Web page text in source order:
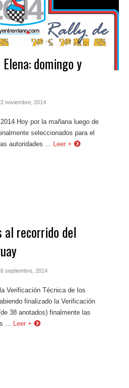
domingo y
noviembre, 2014
Hoy por la mañana luego de
seleccionados para el
autoridades ...
Leer +
al recorrido del
septiembre, 2014
Verificación Técnica de los
finalizado la Verificación
38 anotados) finalmente las
...
Leer +